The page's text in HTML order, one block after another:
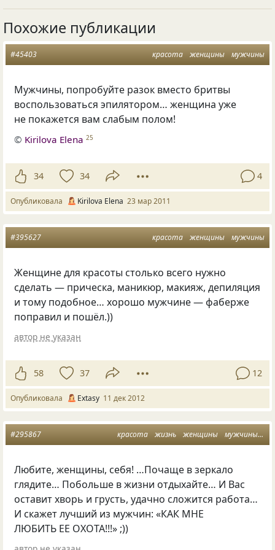
Похожие публикации
красота женщины мужчины
#45403
Мужчины, попробуйте разок вместо бритвы
воспользоваться эпилятором… женщина уже
не покажется вам слабым полом!
© Kirilova Elena 25
34 34 4
Опубликовала Kirilova Elena 23 мар 2011
красота женщины мужчины
#395627
Женщине для красоты столько всего нужно
сделать — прическа, маникюр, макияж, депиляция
и тому подобное… хорошо мужчине — фаберже
поправил и пошёл.))
автор не указан
58 37 12
Опубликовала Extasy 11 дек 2012
красота жизнь женщины мужчины
#295867
Любите, женщины, себя! …Почаще в зеркало
глядите… Побольше в жизни отдыхайте… И Вас
оставит хворь и грусть, удачно сложится работа…
И скажет лучший из мужчин: «КАК МНЕ
ЛЮБИТЬ ЕЕ ОХОТА!!!» ;))